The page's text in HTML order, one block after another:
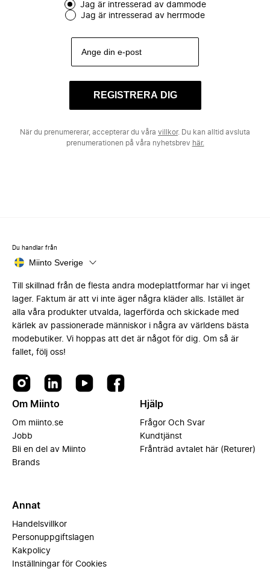
Jag är intresserad av dammode
Jag är intresserad av herrmode
REGISTRERA DIG
När du prenumererar, accepterar du våra villkor. Du kan alltid avsluta
prenumerationen på våra nyhetsbrev här.
Du handlar från
Miinto Sverige
Till skillnad från de flesta andra modeplattformar har vi inget
lager. Faktum är att vi inte äger några kläder alls. Istället är
alla våra produkter utvalda, lagerförda och skickade med
kärlek av passionerade människor i några av världens bästa
modebutiker. Vi hoppas att det är något för dig. Om så är
fallet, följ oss!
Om Miinto
Om miinto.se
Jobb
Bli en del av Miinto
Brands
Hjälp
Frågor Och Svar
Kundtjänst
Frånträd avtalet här (Returer)
Annat
Handelsvillkor
Personuppgiftslagen
Kakpolicy
Inställningar för Cookies